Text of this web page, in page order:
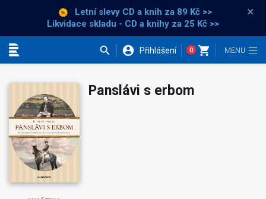
Letní slevy CD a knih za 89 Kč >>
Likvidace skladu - CD a knihy za 25 Kč >>
×
Přihlášení 0
Panslávi s erbom